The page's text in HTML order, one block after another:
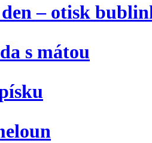
– otisk
s mátou